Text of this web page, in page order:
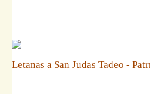
Letanas a San Judas Tadeo -